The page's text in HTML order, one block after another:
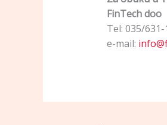
FinTech doo
Tel: 035/631-
e-mail: